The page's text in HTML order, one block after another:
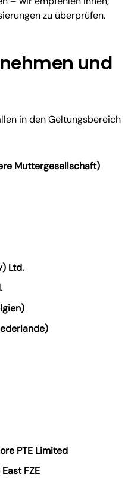
zu überprüfen.
und
in den Geltungsbereich
Muttergesellschaft)
Ltd.
PTE Limited
FZE